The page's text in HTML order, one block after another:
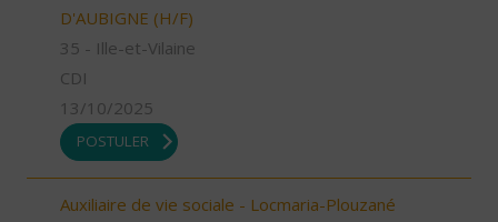
D'AUBIGNE (H/F)
35 - Ille-et-Vilaine
CDI
13/10/2025
POSTULER
Auxiliaire de vie sociale - Locmaria-Plouzané